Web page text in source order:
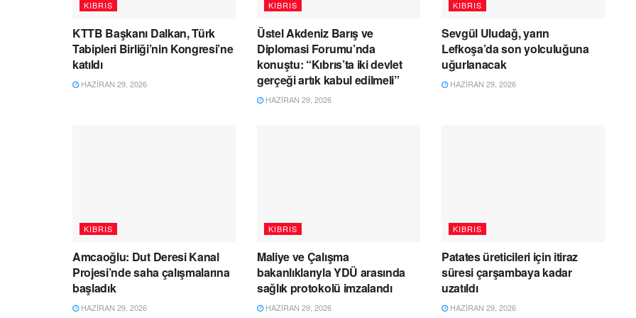
KIBRIS
KTTB Başkanı Dalkan, Türk
Tabipleri Birliği’nin Kongresi’ne
katıldı
HAZIRAN 29, 2026
KIBRIS
Üstel Akdeniz Barış ve
Diplomasi Forumu’nda
konuştu: “Kıbrıs’ta iki devlet
gerçeği artık kabul edilmeli”
HAZIRAN 29, 2026
KIBRIS
Sevgül Uludağ, yarın
Lefkoşa’da son yolculuğuna
uğurlanacak
HAZIRAN 29, 2026
KIBRIS
Amcaoğlu: Dut Deresi Kanal
Projesi’nde saha çalışmalarına
başladık
HAZIRAN 29, 2026
KIBRIS
Maliye ve Çalışma
bakanlıklarıyla YDÜ arasında
sağlık protokolü imzalandı
HAZIRAN 29, 2026
KIBRIS
Patates üreticileri için itiraz
süresi çarşambaya kadar
uzatıldı
HAZIRAN 29, 2026